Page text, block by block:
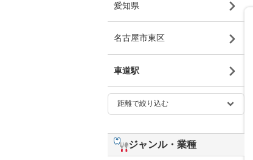
愛知県
名古屋市東区
車道駅
ジャンル・業種